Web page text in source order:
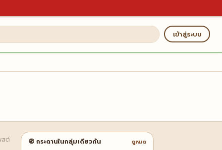
เข้าสู่ระบบ
สต์ 🧭 กระดานในกลุ่มเดียวกัน ดูหมด